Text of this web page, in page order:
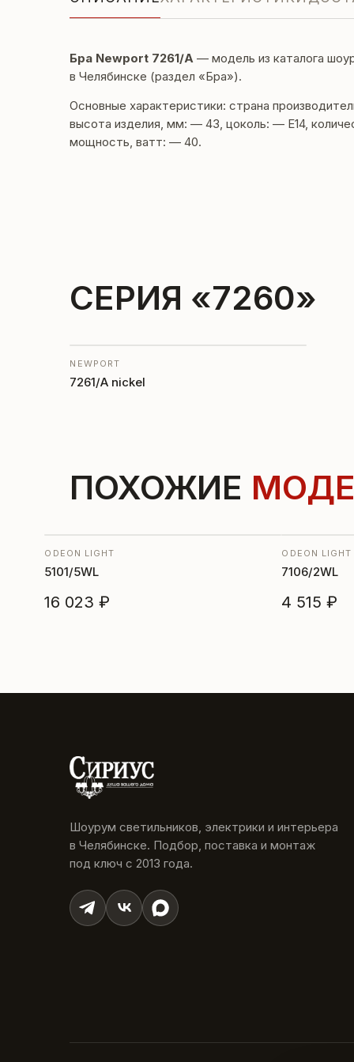
Бра Newport 7261/A — модель из каталога
в Челябинске (раздел «Бра»).
Основные характеристики: страна
высота изделия, мм: — 43, цоколь: — E14,
мощность, ватт: — 40.
СЕРИЯ «7260»
NEWPORT
7261/A nickel
ПОХОЖИЕ
ODEON LIGHT
5101/5WL
16 023 ₽
ODEON LIGHT
7106/2WL
4 515 ₽
Шоурум светильников, электрики и интерьера
в Челябинске. Подбор, поставка и монтаж
под ключ с 2013 года.